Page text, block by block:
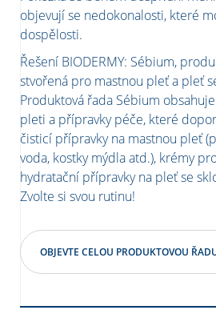
objevují se nedokonalosti, které
dospělosti.
Řešení BIODERMY: Sébium,
stvořená pro mastnou pleť a pleť
Produktová řada Sébium
pleti a přípravky péče, které
čisticí přípravky na mastnou pleť
voda, kostky mýdla atd.), krémy
hydratační přípravky na pleť se
Zvolte si svou rutinu!
OBJEVTE CELOU PRODUKTOVOU